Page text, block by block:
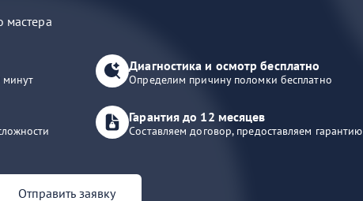
мастера
минут
Диагностика и осмотр бесплатно
Определим причину поломки бесплатно
Гарантия до 12 месяцев
Составляем договор, предоставляем гарантию
Отправить заявку